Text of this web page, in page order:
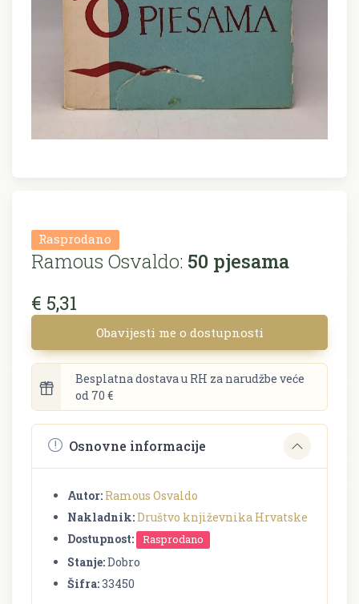
Rasprodano
Ramous Osvaldo: 50 pjesama
€ 5,31
Obavijesti me o dostupnosti
Besplatna dostava u RH za narudžbe veće
od 70 €
Osnovne informacije
Autor: Ramous Osvaldo
Nakladnik:Društvo književnika Hrvatske
Dostupnost:
Rasprodano
Stanje:Dobro
Šifra:33450